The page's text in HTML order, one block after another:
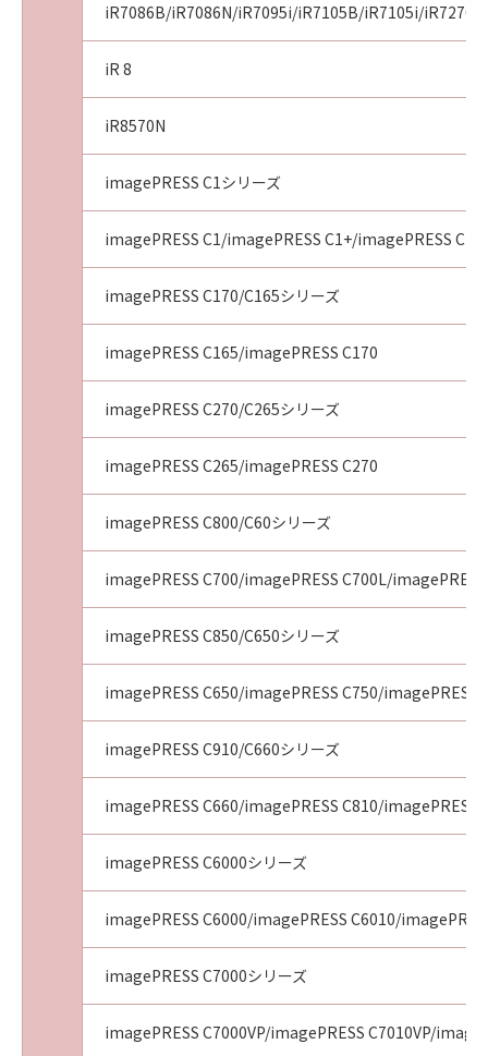
NOTICE
The Software is a "commercial item," as that
term is defined in 48 C.F.R. 2.101 (Oct 1995),
consisting of "commercial computer
software" and "commercial computer
software documentation," as such terms are
used in 48 C.F.R. 12.212 (Sept 1995).
Consistent with 48 C.F.R. 12.212 and 48 C.F.R.
227.7202-1 through 227.7202-4 (June 1995),
Software with only those rights set forth
herein. Manufacturer is Canon Inc./30-2,
8501, Japan.
本条において、"Software"という語は、本契約
における「許諾ソフトウェア」を意味するもの
とします。
キヤノン株式会社
No. I010G025092
iR7086B/iR7086N/iR7095i/iR7105B/iR7105i/iR7270N
iR 8
iR8570N
imagePRESS C1シリーズ
imagePRESS C1/imagePRESS C1+/imagePRESS
imagePRESS C170/C165シリーズ
imagePRESS C165/imagePRESS C170
imagePRESS C270/C265シリーズ
imagePRESS C265/imagePRESS C270
imagePRESS C800/C60シリーズ
imagePRESS C700/imagePRESS C700L/
imagePRESS C850/C650シリーズ
imagePRESS C650/imagePRESS C750/imagePRESS
imagePRESS C910/C660シリーズ
imagePRESS C660/imagePRESS C810/imagePRESS
imagePRESS C6000シリーズ
imagePRESS C6000/imagePRESS C6010/
imagePRESS C7000シリーズ
imagePRESS C7000VP/imagePRESS C7010VP/